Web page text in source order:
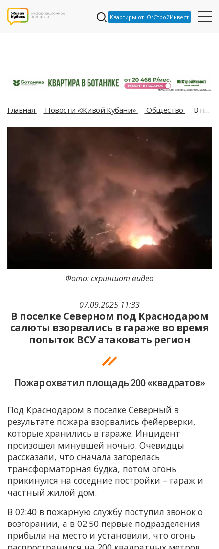
Квартиры от ЮгСтройИнвест
Главная Новости «Живой Кубани» Общество В поселке Северном под Краснодаром салюты взорвались в гараже во время попыток ВСУ атаковать регион
07.09.2025 11:33
В поселке Северном под Краснодаром
салюты взорвались в гараже во время
попыток ВСУ атаковать регион
Пожар охватил площадь 200 «квадратов»
Фото: скриншот видео
Под Краснодаром в поселке Северный в
результате пожара взорвались фейерверки,
которые хранились в гараже. Инцидент
произошел минувшей ночью. Очевидцы
рассказали, что сначала загорелась
трансформаторная будка, потом огонь
прикинулся на соседние постройки – гараж и
частный жилой дом.
В 02:40 в пожарную службу поступил звонок о
возгорании, а в 02:50 первые подразделения
прибыли на место и установили, что огонь